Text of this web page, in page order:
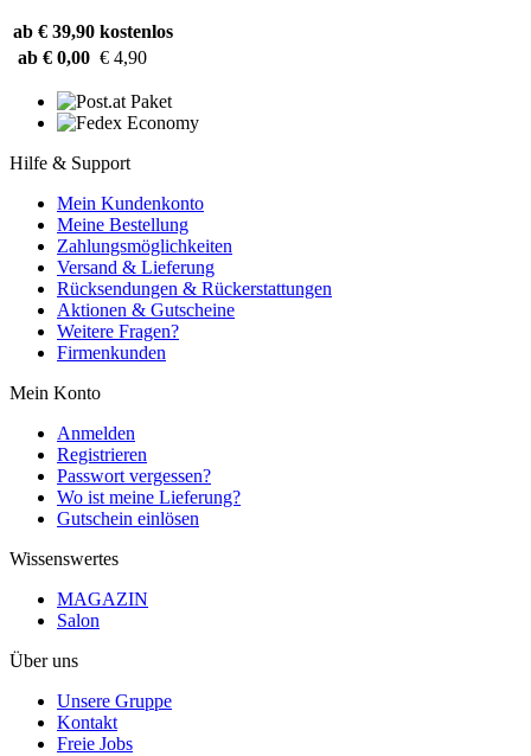
ab € 39,90 kostenlos
ab € 0,00 € 4,90
Hilfe & Support
Mein Kundenkonto
Meine Bestellung
Zahlungsmöglichkeiten
Versand & Lieferung
Rücksendungen & Rückerstattungen
Aktionen & Gutscheine
Weitere Fragen?
Firmenkunden
Mein Konto
Anmelden
Registrieren
Passwort vergessen?
Wo ist meine Lieferung?
Gutschein einlösen
Wissenswertes
MAGAZIN
Salon
Über uns
Unsere Gruppe
Kontakt
Freie Jobs